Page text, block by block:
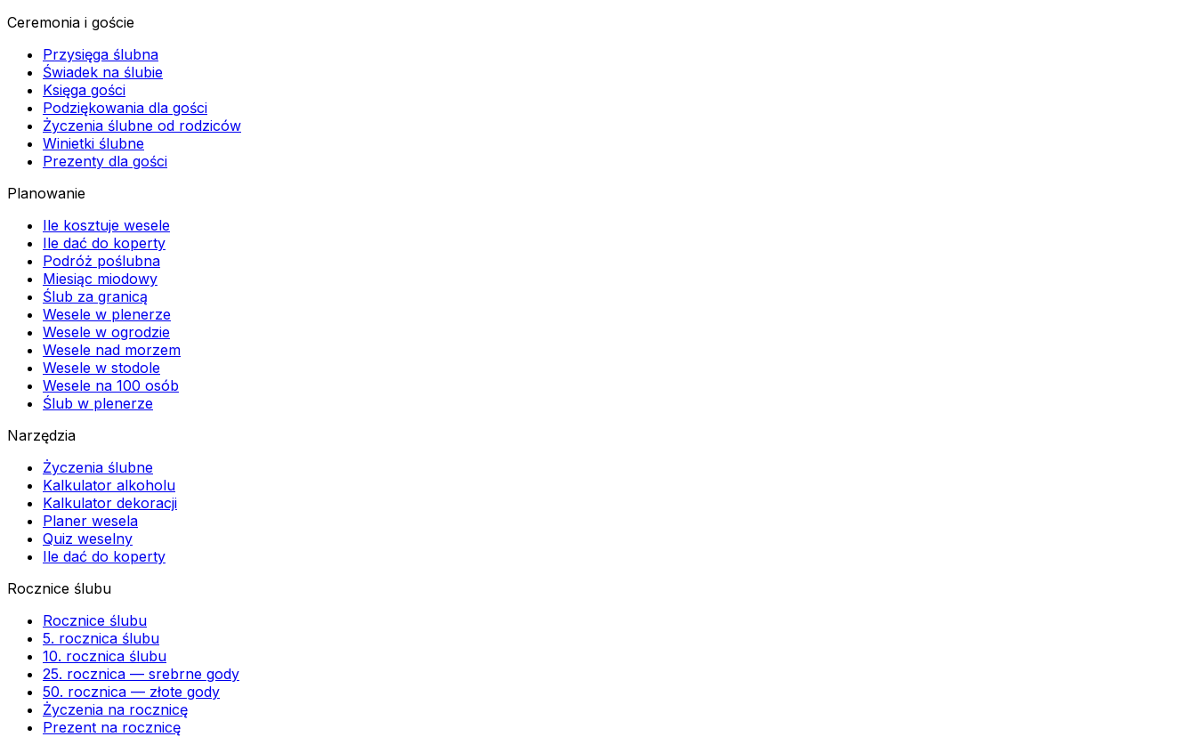
Ceremonia i goście
Przysięga ślubna
Świadek na ślubie
Księga gości
Podziękowania dla gości
Życzenia ślubne od rodziców
Winietki ślubne
Prezenty dla gości
Planowanie
Ile kosztuje wesele
Ile dać do koperty
Podróż poślubna
Miesiąc miodowy
Ślub za granicą
Wesele w plenerze
Wesele w ogrodzie
Wesele nad morzem
Wesele w stodole
Wesele na 100 osób
Ślub w plenerze
Narzędzia
Życzenia ślubne
Kalkulator alkoholu
Kalkulator dekoracji
Planer wesela
Quiz weselny
Ile dać do koperty
Rocznice ślubu
Rocznice ślubu
5. rocznica ślubu
10. rocznica ślubu
25. rocznica — srebrne gody
50. rocznica — złote gody
Życzenia na rocznicę
Prezent na rocznicę